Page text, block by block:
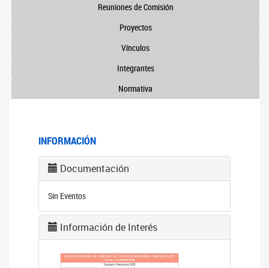
Reuniones de Comisión
Proyectos
Vínculos
Integrantes
Normativa
INFORMACIÓN
Documentación
Sin Eventos
Información de Interés